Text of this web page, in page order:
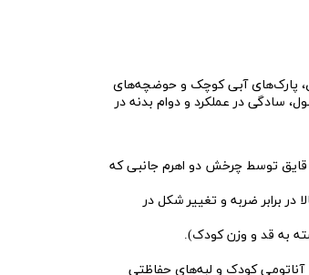
پارک‌های آبی کوچک و حوضچه‌های
سادگی در عملکرد و دوام بدنه در
توسط چرخش دو اهرم جانبی که
در برابر ضربه و تغییر شکل در
کودک و لبه‌های حفاظتی